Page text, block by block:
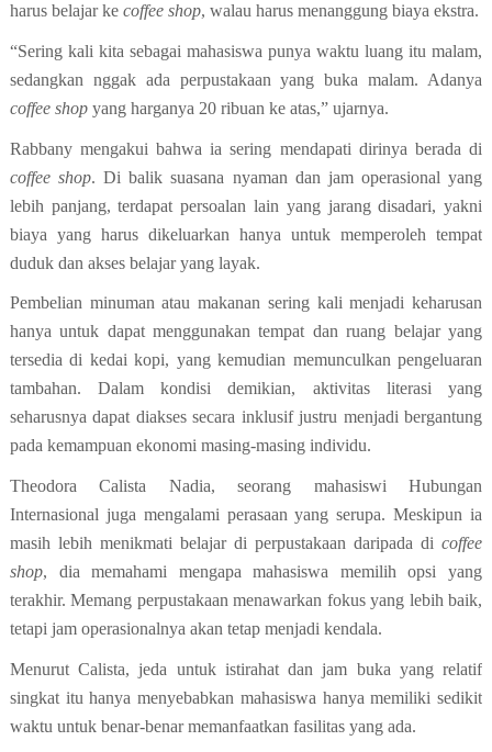
harus belajar ke coffee shop, walau harus menanggung biaya ekstra.
“Sering kali kita sebagai mahasiswa punya waktu luang itu malam,
sedangkan nggak ada perpustakaan yang buka malam. Adanya
coffee shopyang harganya 20 ribuan ke atas,” ujarnya.
Rabbany mengakui bahwa ia sering mendapati dirinya berada di
coffee shop. Di balik suasana nyaman dan jam operasional yang
lebih panjang, terdapat persoalan lain yang jarang disadari, yakni
biaya yang harus dikeluarkan hanya untuk memperoleh tempat
duduk dan akses belajar yang layak.
Pembelian minuman atau makanan sering kali menjadi keharusan
hanya untuk dapat menggunakan tempat dan ruang belajar yang
tersedia di kedai kopi, yang kemudian memunculkan pengeluaran
tambahan. Dalam kondisi demikian, aktivitas literasi yang
seharusnya dapat diakses secara inklusif justru menjadi bergantung
pada kemampuan ekonomi masing-masing individu.
Theodora Calista Nadia, seorang mahasiswi Hubungan
Internasional juga mengalami perasaan yang serupa. Meskipun ia
masih lebih menikmati belajar di perpustakaan daripada dicoffee
shop, dia memahami mengapa mahasiswa memilih opsi yang
terakhir. Memang perpustakaan menawarkan fokus yang lebih baik,
tetapi jam operasionalnya akan tetap menjadi kendala.
Menurut Calista, jeda untuk istirahat dan jam buka yang relatif
singkat itu hanya menyebabkan mahasiswa hanya memiliki sedikit
waktu untuk benar-benar memanfaatkan fasilitas yang ada.